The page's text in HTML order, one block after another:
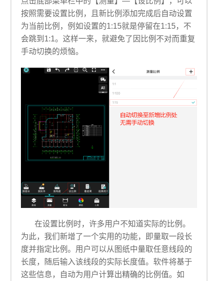
按照需要设置比例，且新比例添加完成后自动设置
为当前比例，例如设置的1:15就是停留在1:15，不
会跳到1:1。这样一来，就避免了因比例不对而重复
手动切换的烦恼。
在设置比例时，许多用户不知道实际的比例。
为此，我们新增了一个实用的功能，即量取一段长
度并指定比例。用户可以从图纸中量取任意线段的
长度，随后输入该线段的实际长度值。软件将基于
这些信息，自动为用户计算出精确的比例值。如